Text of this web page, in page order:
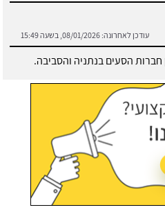
עודכן לאחרונה: 08/01/2026, בשעה 15:49
חברות הסעים בנתניה והסביבה.